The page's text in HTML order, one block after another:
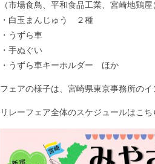
（市場食鳥、平和食品工業、宮崎地鶏屋
・白玉まんじゅう ２種
・うずら車
・手ぬぐい
・うずら車キーホルダー ほか
フェアの様子は、宮崎県東京事務所の
リレーフェア全体のスケジュールはこち